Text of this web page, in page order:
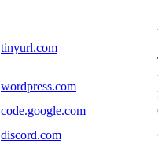
tinyurl.com
wordpress.com
code.google.com
discord.com